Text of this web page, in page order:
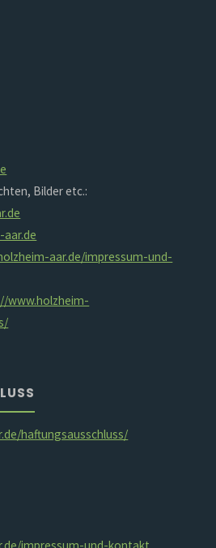
Bilder etc.:
aar.de/impressum-und-
www.holzheim-
haftungsausschluss/